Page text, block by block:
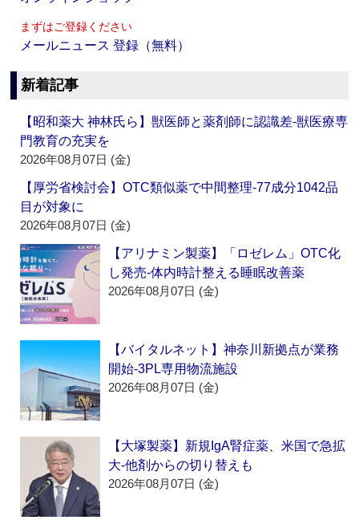
まずはご登録ください
メールニュース 登録（無料）
新着記事
【昭和薬大 神林氏ら】獣医師と薬剤師に認識差‐獣医療専
門教育の充実を
2026年08月07日 (金)
【厚労省検討会】OTC類似薬で中間整理‐77成分1042品
目が対象に
2026年08月07日 (金)
【アリナミン製薬】「ロゼレム」OTC化
し発売‐体内時計整える睡眠改善薬
2026年08月07日 (金)
【バイタルネット】神奈川新拠点が業務
開始‐3PL専用物流施設
2026年08月07日 (金)
【大塚製薬】新規IgA腎症薬、米国で急拡
大‐他剤からの切り替えも
2026年08月07日 (金)